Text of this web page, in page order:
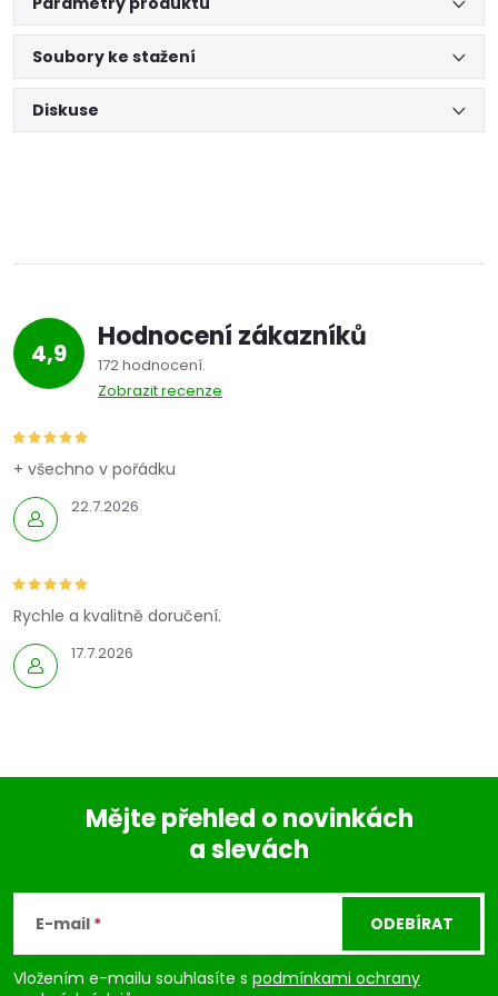
Soubory ke stažení
Diskuse
4,9 Hodnocení zákazníků
172 hodnocení
Zobrazit recenze
22.7.2026
+ všechno v pořádku
17.7.2026
Rychle a kvalitně doručení.
p
Mějte přehled o novinkách
a slevách
E-mail
Vložením e-mailu souhlasíte s podmínkami ochrany
ODEBÍRAT